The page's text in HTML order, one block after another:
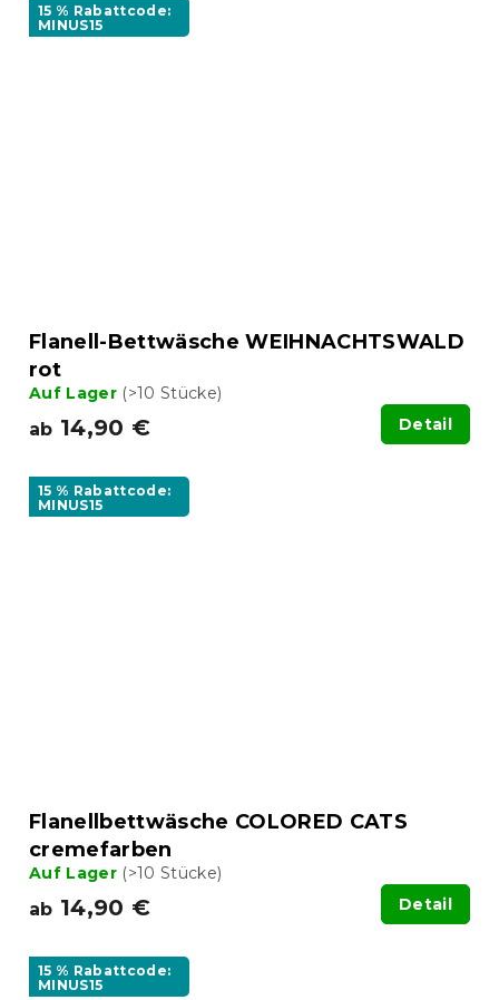
15 % Rabattcode:
MINUS15
Flanell-Bettwäsche WEIHNACHTSWALD
rot
Auf Lager (>10 Stücke)
ab 14,90 € Detail
15 % Rabattcode:
MINUS15
Flanellbettwäsche COLORED CATS
cremefarben
Auf Lager (>10 Stücke)
ab 14,90 € Detail
15 % Rabattcode:
MINUS15